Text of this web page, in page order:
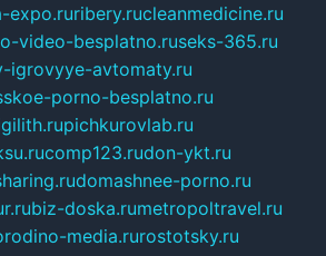
expo.ruribery.rucleanmedicine.ru
video-besplatno.ruseks-365.ru
igrovyye-avtomaty.ru
porno-besplatno.ru
pichkurovlab.ru
comp123.rudon-ykt.ru
domashnee-porno.ru
biz-doska.rumetropoltravel.ru
media.rurostotsky.ru